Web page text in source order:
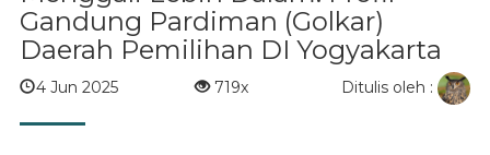
Gandung Pardiman (Golkar)
Daerah Pemilihan DI Yogyakarta
4 Jun 2025 719x Ditulis oleh :